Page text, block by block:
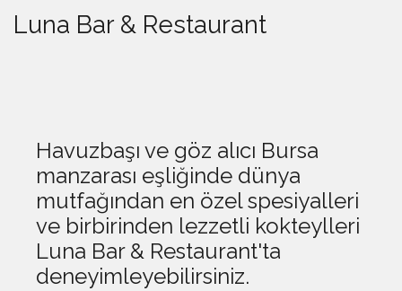
Luna Bar & Restaurant
Havuzbaşı ve göz alıcı Bursa
manzarası eşliğinde dünya
mutfağından en özel spesiyalleri
ve birbirinden lezzetli kokteylleri
Luna Bar & Restaurant'ta
deneyimleyebilirsiniz.